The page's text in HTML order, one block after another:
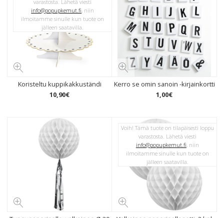
Koristeltu kuppikakkuständi
10,90€
varastosta. Lähetä viesti
info@popupkemut.fi, niin
ilmoitamme sinulle kun tuote on
jälleen saatavilla.
Kerro se omin sanoin -kirjainkortti
1,00€
Voih! Tämä tuote on tilapäisesti loppu
varastosta. Lähetä viesti
info@popupkemut.fi, niin
ilmoitamme sinulle kun tuote on
jälleen saatavilla.